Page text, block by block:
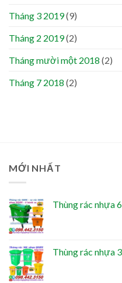
Tháng 3 2019(9)
Tháng 2 2019(2)
Tháng mười một 2018 (2)
Tháng 7 2018 (2)
MỚI NHẤT
Thùng rác nhựa
Thùng rác nhựa